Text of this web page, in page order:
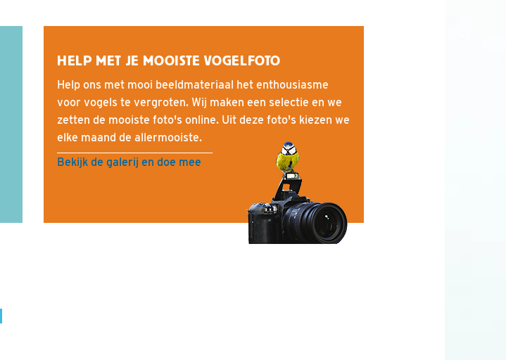
HELP MET JE MOOISTE VOGELFOTO
Help ons met mooi beeldmateriaal het enthousiasme
voor vogels te vergroten. Wij maken een selectie en we
zetten de mooiste foto's online. Uit deze foto's kiezen we
elke maand de allermooiste.
Bekijk de galerij en doe mee